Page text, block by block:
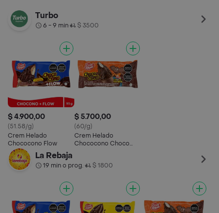
Turbo
6 - 9 min• $ 3500
$ 4.900,00
(51.58/g)
Crem Helado
Chococono Flow
$ 5.700,00
(60/g)
Crem Helado
Chococono Choco
La Rebaja
19 min o prog.• $ 1800